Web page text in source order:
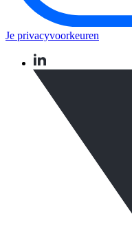
Je privacyvoorkeuren